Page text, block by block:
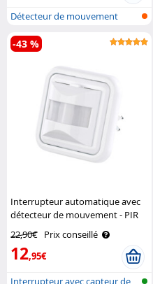
Détecteur de mouvement
230V
Interrupteur automatique avec
détecteur de mouvement - PIR
22,90€ Prix conseillé
12,95€
-43 %
Interrupteur avec capteur de